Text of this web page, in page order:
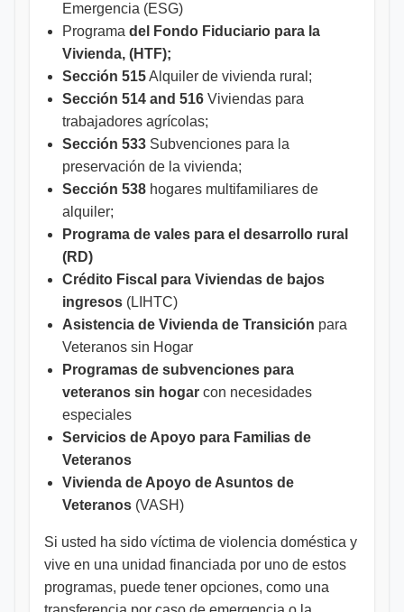
Emergencia (ESG)
Programa del Fondo Fiduciario para la
Vivienda, (HTF);
Sección 515Alquiler de vivienda rural;
Sección 514 and 516 Viviendas para
trabajadores agrícolas;
Sección 533 Subvenciones para la
preservación de la vivienda;
Sección 538 hogares multifamiliares de
alquiler;
Programa de vales para el desarrollo rural
(RD)
Crédito Fiscal para Viviendas de bajos
ingresos (LIHTC)
Asistencia de Vivienda de Transición para
Veteranos sin Hogar
Programas de subvenciones para
veteranos sin hogar con necesidades
especiales
Servicios de Apoyo para Familias de
Veteranos
Vivienda de Apoyo de Asuntos de
Veteranos (VASH)
Si usted ha sido víctima de violencia doméstica y
vive en una unidad financiada por uno de estos
programas, puede tener opciones, como una